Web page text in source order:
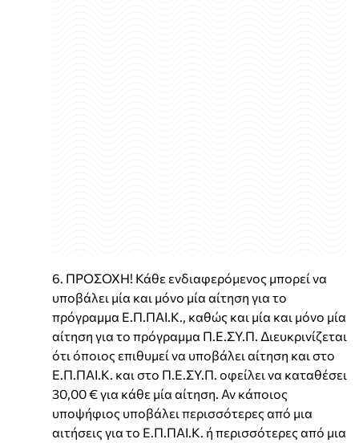
6. ΠΡΟΣΟΧΗ! Κάθε ενδιαφερόμενος μπορεί να
υποβάλει μία και μόνο μία αίτηση για το
πρόγραμμα Ε.Π.ΠΑΙ.Κ., καθώς και μία και μόνο μία
αίτηση για το πρόγραμμα Π.Ε.ΣΥ.Π. Διευκρινίζεται
ότι όποιος επιθυμεί να υποβάλει αίτηση και στο
Ε.Π.ΠΑΙ.Κ. και στο Π.Ε.ΣΥ.Π. οφείλει να καταθέσει
30,00 € για κάθε μία αίτηση. Αν κάποιος
υποψήφιος υποβάλει περισσότερες από μια
αιτήσεις για το Ε.Π.ΠΑΙ.Κ. ή περισσότερες από μια